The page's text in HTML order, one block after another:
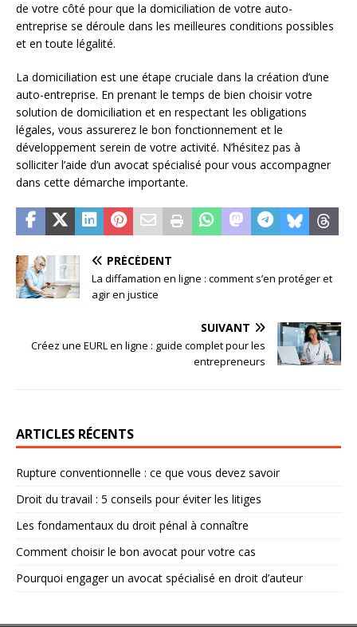
de votre côté pour que la domiciliation de votre auto-
entreprise se déroule dans les meilleures conditions possibles
et en toute légalité.
La domiciliation est une étape cruciale dans la création d’une
auto-entreprise. En prenant le temps de bien choisir votre
solution de domiciliation et en respectant les obligations
légales, vous assurerez le bon fonctionnement et le
développement serein de votre activité. N’hésitez pas à
solliciter l’aide d’un avocat spécialisé pour vous accompagner
dans cette démarche importante.
PRÉCÉDENT
La diffamation en ligne : comment s’en protéger et
agir en justice
SUIVANT
Créez une EURL en ligne : guide complet pour les
entrepreneurs
ARTICLES RÉCENTS
Rupture conventionnelle : ce que vous devez savoir
Droit du travail : 5 conseils pour éviter les litiges
Les fondamentaux du droit pénal à connaître
Comment choisir le bon avocat pour votre cas
Pourquoi engager un avocat spécialisé en droit d’auteur